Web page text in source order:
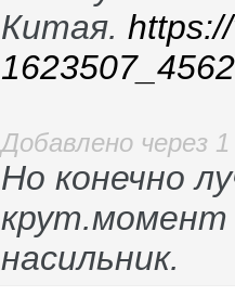
Китая.
Добавлено через
Но конечно
крут.момент
насильник.